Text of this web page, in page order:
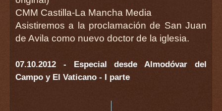
CMM Castilla-La Mancha Media
Asistiremos a la proclamación de San Juan
de Avila como nuevo doctor de la iglesia.
07.10.2012 - Especial desde Almodóvar del
Campo y El Vaticano - I parte